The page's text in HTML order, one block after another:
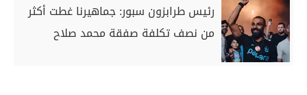
رئيس طرابزون سبور: جماهيرنا غطت أكثر
من نصف تكلفة صفقة محمد صلاح